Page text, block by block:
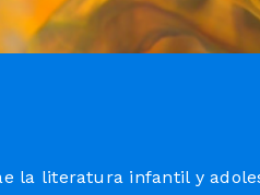
la literatura infantil y